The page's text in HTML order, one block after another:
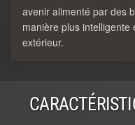
avenir alimenté par des
manière plus
extérieur.